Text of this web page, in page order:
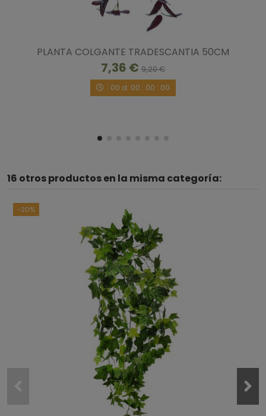
, tras una experiencia del
(0) Informe
1
PLANTA COLGANTE TRADESCANTIA 50CM
7,36 € 9,20 €
00 d. 00 : 00 : 00
16 otros productos en la misma categoría:
-20%